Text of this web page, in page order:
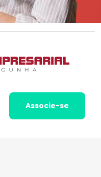
Associe-se